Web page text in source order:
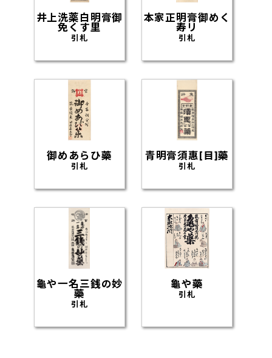
井上洗薬白明膏御
免くす里
引札
本家正明膏御めく
寿リ
引札
御めあらひ藥
引札
青明膏須惠[目]藥
引札
龜や一名三銭の妙
藥
引札
龜や藥
引札